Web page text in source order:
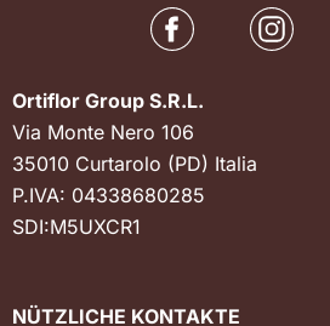
Ortiflor Group S.R.L.
Via Monte Nero 106
35010 Curtarolo (PD) Italia
P.IVA: 04338680285
SDI:M5UXCR1
NÜTZLICHE KONTAKTE